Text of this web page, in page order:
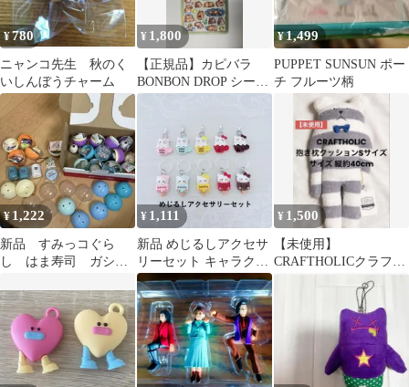
¥780
ニャンコ先生 秋のく
いしんぼうチャーム
¥ 1,800
【正規品】カピバラ
BONBON DROP シール
新品
¥1,499
PUPPET SUNSUN ポー
チ フルーツ柄
¥ 1,222
新品 すみっコぐら
し はま寿司 ガシャ
¥ 1,111
新品 めじるしアクセサ
リーセット キャラクタ
ー
¥ 1,500
【未使用】
CRAFTHOLICクラフト
ホリック抱き枕クッシ